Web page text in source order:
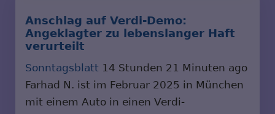
Anschlag auf Verdi-Demo:
Angeklagter zu lebenslanger Haft
verurteilt
Sonntagsblatt 14 Stunden 21 Minuten ago
Farhad N. ist im Februar 2025 in München
mit einem Auto in einen Verdi-